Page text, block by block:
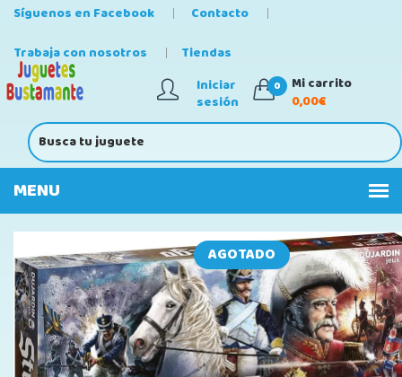
Síguenos en Facebook
Contacto
Trabaja con nosotros
Tiendas
Iniciar
sesión
0
Mi carrito
0,00€
AGOTADO